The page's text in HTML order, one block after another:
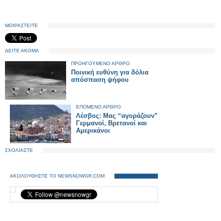
ΜΟΙΡΑΣΤΕΙΤΕ
ΔΕΙΤΕ ΑΚΟΜΑ
ΠΡΟΗΓΟΥΜΕΝΟ ΑΡΘΡΟ
Ποινική ευθύνη για δόλια
απόσπαση ψήφου
ΕΠΟΜΕΝΟ ΑΡΘΡΟ
Λέσβος: Mας “αγοράζουν”
Γερμανοί, Βρετανοί και
Αμερικάνοι
ΣΧΟΛΙΑΣΤΕ
ΑΚΟΛΟΥΘΗΣΤΕ ΤΟ NEWSNOWGR.COM